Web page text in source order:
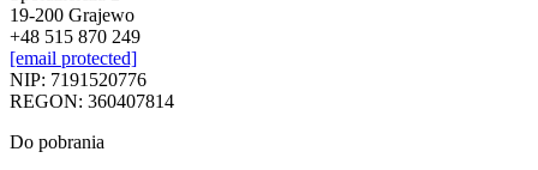
19-200 Grajewo
+48 515 870 249
[email protected]
NIP: 7191520776
REGON: 360407814
Do pobrania